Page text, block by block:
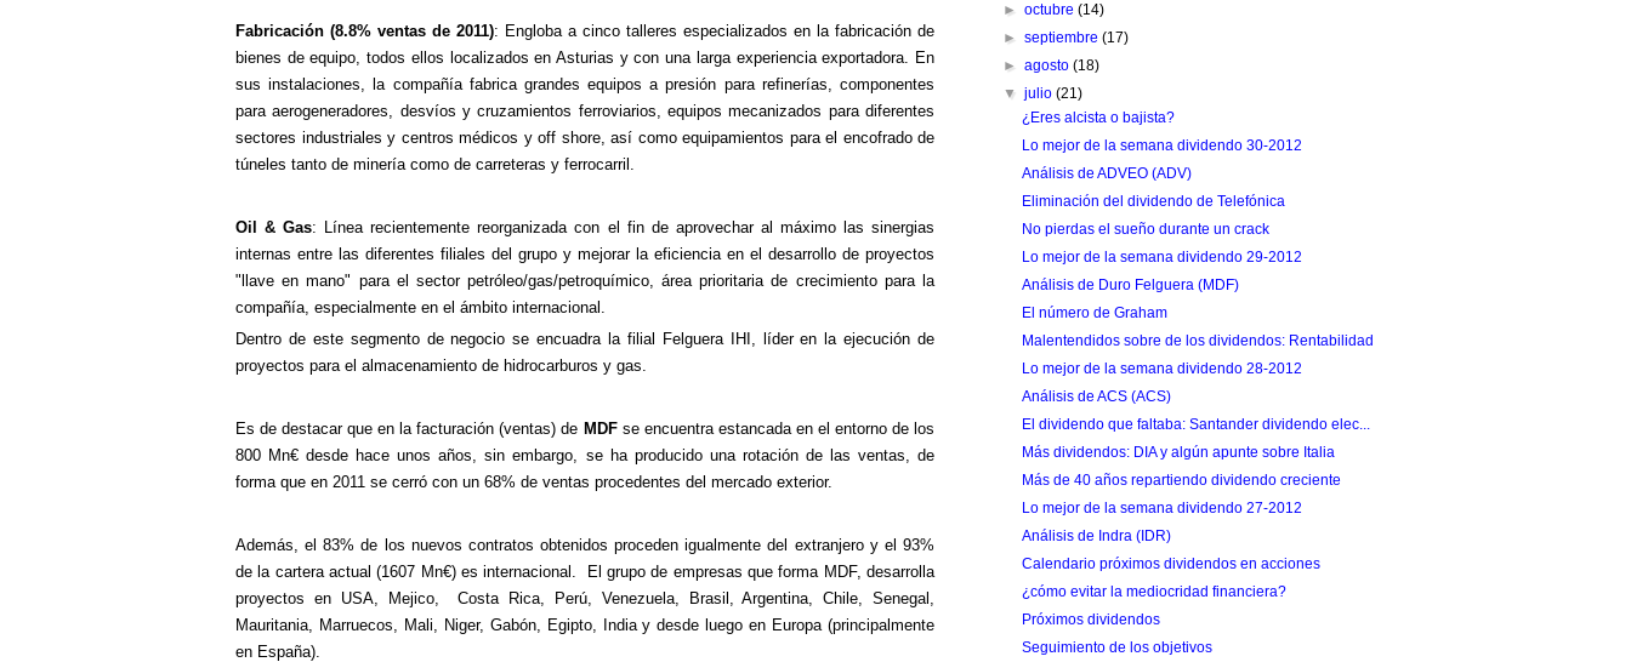
Fabricación (8.8% ventas de 2011): Engloba a cinco talleres especializados en la fabricación de
bienes de equipo, todos ellos localizados en Asturias y con una larga experiencia exportadora. En
sus instalaciones, la compañía fabrica grandes equipos a presión para refinerías, componentes
para aerogeneradores, desvíos y cruzamientos ferroviarios, equipos mecanizados para diferentes
sectores industriales y centros médicos y off shore, así como equipamientos para el encofrado de
túneles tanto de minería como de carreteras y ferrocarril.
Oil & Gas: Línea recientemente reorganizada con el fin de aprovechar al máximo las sinergias
internas entre las diferentes filiales del grupo y mejorar la eficiencia en el desarrollo de proyectos
"llave en mano" para el sector petróleo/gas/petroquímico, área prioritaria de crecimiento para la
compañía, especialmente en el ámbito internacional.
Dentro de este segmento de negocio se encuadra la filial Felguera IHI, líder en la ejecución de
proyectos para el almacenamiento de hidrocarburos y gas.
Es de destacar que en la facturación (ventas) de MDFse encuentra estancada en el entorno de los
800 Mn€ desde hace unos años, sin embargo, se ha producido una rotación de las ventas, de
forma que en 2011 se cerró con un 68% de ventas procedentes del mercado exterior.
Además, el 83% de los nuevos contratos obtenidos proceden igualmente del extranjero y el 93%
de la cartera actual (1607 Mn€) es internacional. El grupo de empresas que forma MDF, desarrolla
proyectos en USA, Mejico, Costa Rica, Perú, Venezuela, Brasil, Argentina, Chile, Senegal,
Mauritania, Marruecos, Mali, Niger, Gabón, Egipto, India y desde luego en Europa (principalmente
en España).
►octubre(14)
►septiembre(17)
►agosto(18)
▼julio(21)
¿Eres alcista o bajista?
Lo mejor de la semana dividendo 30-2012
Análisis de ADVEO (ADV)
Eliminación del dividendo de Telefónica
No pierdas el sueño durante un crack
Lo mejor de la semana dividendo 29-2012
Análisis de Duro Felguera (MDF)
El número de Graham
Malentendidos sobre de los dividendos: Rentabilidad
Lo mejor de la semana dividendo 28-2012
Análisis de ACS (ACS)
El dividendo que faltaba: Santander dividendo elec...
Más dividendos: DIA y algún apunte sobre Italia
Más de 40 años repartiendo dividendo creciente
Lo mejor de la semana dividendo 27-2012
Análisis de Indra (IDR)
Calendario próximos dividendos en acciones
¿cómo evitar la mediocridad financiera?
Próximos dividendos
Seguimiento de los objetivos